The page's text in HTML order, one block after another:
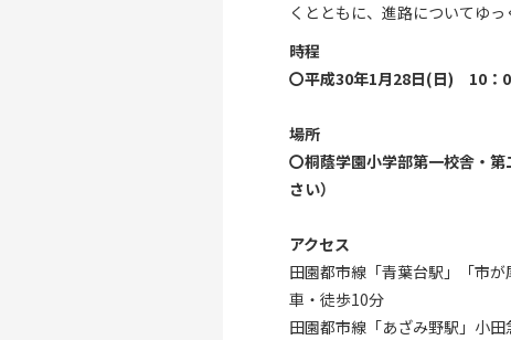
くとともに、進路についてゆっ
時程
〇平成30年1月28日(日) 10：
場所
〇桐蔭学園小学部第一校舎・
さい）
アクセス
田園都市線「青葉台駅」「市
車・徒歩10分
田園都市線「あざみ野駅」小